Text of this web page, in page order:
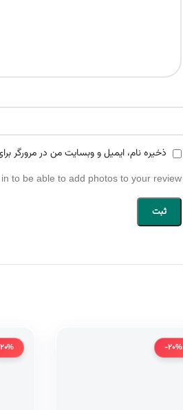
ذخیره نام، ایمیل و وبسایت من در مرورگر
to be able to add photos to your review.
-20%